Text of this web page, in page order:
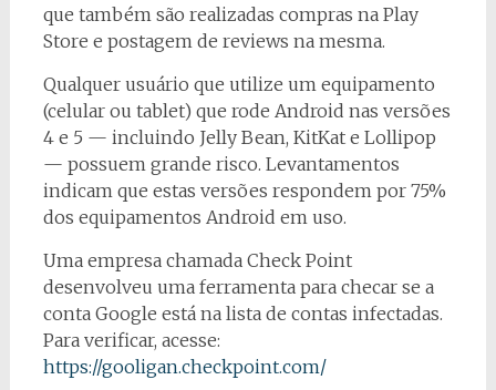
que também são realizadas compras na Play
Store e postagem de reviews na mesma.
Qualquer usuário que utilize um equipamento
(celular ou tablet) que rode Android nas versões
4 e 5 — incluindo Jelly Bean, KitKat e Lollipop
— possuem grande risco. Levantamentos
indicam que estas versões respondem por 75%
dos equipamentos Android em uso.
Uma empresa chamada Check Point
desenvolveu uma ferramenta para checar se a
conta Google está na lista de contas infectadas.
Para verificar, acesse:
https://gooligan.checkpoint.com/